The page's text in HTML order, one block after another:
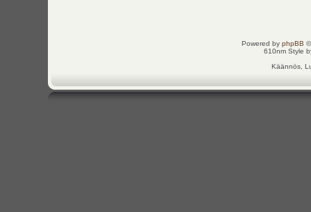
Powered by phpBB
610nm Style
Käännös,